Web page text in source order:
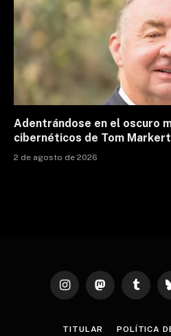
Adentrándose en el oscuro
cibernéticos de Tom Markert
2 de agosto de 2026
InstagramMastodonTumblr
TITULAR POLÍTICA